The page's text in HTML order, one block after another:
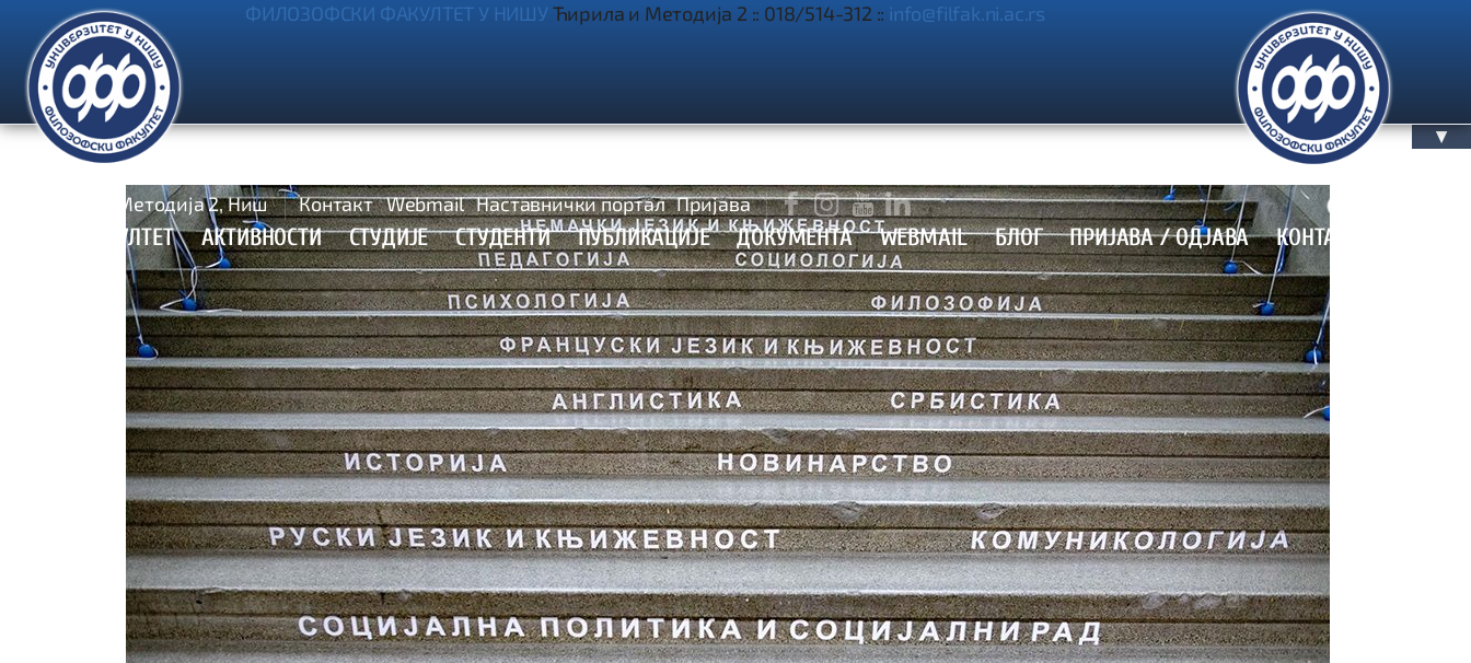
ФИЛОЗОФСКИ ФАКУЛТЕТ У НИШУЋирила и Методија 2 :: 018/514-312 :: info@filfak.ni.ac.rs
Ћирила и Методија 2, Ниш Контакт Webmail Наставнички портал Пријава    
ФАКУЛТЕТ АКТИВНОСТИ СТУДИЈЕ СТУДЕНТИ ПУБЛИКАЦИЈЕ ДОКУМЕНТА WEBMAIL БЛОГ ПРИЈАВА / OДЈАВА КОНТАКТ
▲